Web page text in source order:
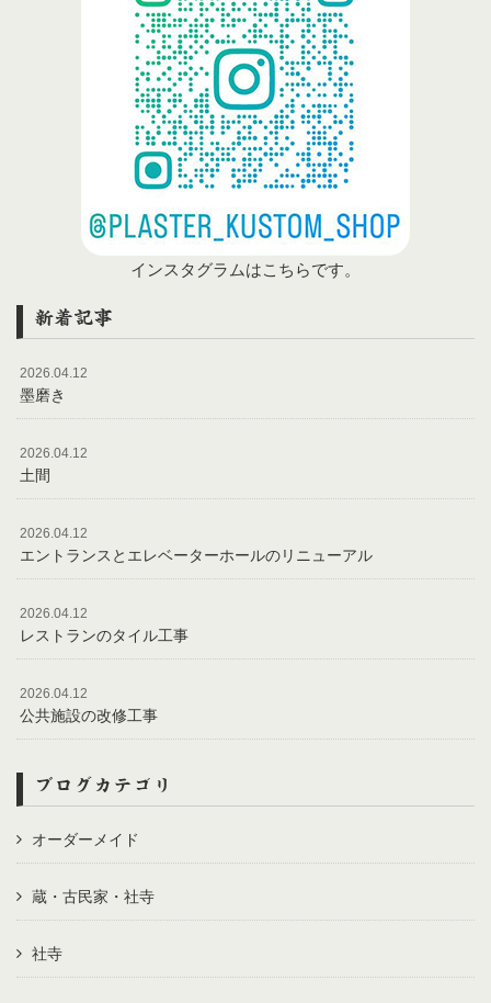
インスタグラムはこちらです。
新着記事
2026.04.12
墨磨き
2026.04.12
土間
2026.04.12
エントランスとエレベーターホールのリニューアル
2026.04.12
レストランのタイル工事
2026.04.12
公共施設の改修工事
ブログカテゴリ
オーダーメイド
蔵・古民家・社寺
社寺